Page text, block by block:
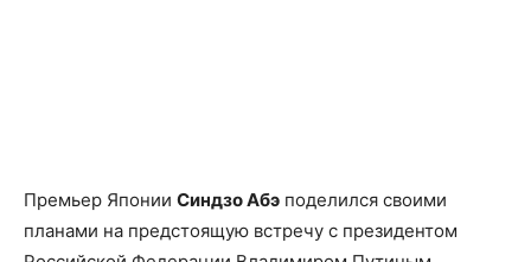
Премьер Японии Синдзо Абэ поделился своими
планами на предстоящую встречу с президентом